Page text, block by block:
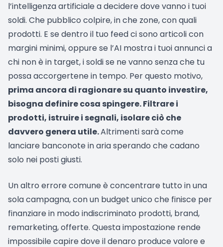
l’intelligenza artificiale a decidere dove vanno i tuoi
soldi. Che pubblico colpire, in che zone, con quali
prodotti. E se dentro il tuo feed ci sono articoli con
margini minimi, oppure se l’AI mostra i tuoi annunci a
chi non è in target, i soldi se ne vanno senza che tu
possa accorgertene in tempo. Per questo motivo,
prima ancora di ragionare su quanto investire,
bisogna definire cosa spingere. Filtrare i
prodotti, istruire i segnali, isolare ciò che
davvero genera utile.Altrimenti sarà come
lanciare banconote in aria sperando che cadano
solo nei posti giusti.
Un altro errore comune è concentrare tutto in una
sola campagna, con un budget unico che finisce per
finanziare in modo indiscriminato prodotti, brand,
remarketing, offerte. Questa impostazione rende
impossibile capire dove il denaro produce valore e